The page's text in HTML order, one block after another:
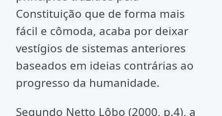
Constituição que de forma mais
fácil e cômoda, acaba por deixar
vestígios de sistemas anteriores
baseados em ideias contrárias ao
progresso da humanidade.
Segundo Netto Lôbo (2000, p.4), a